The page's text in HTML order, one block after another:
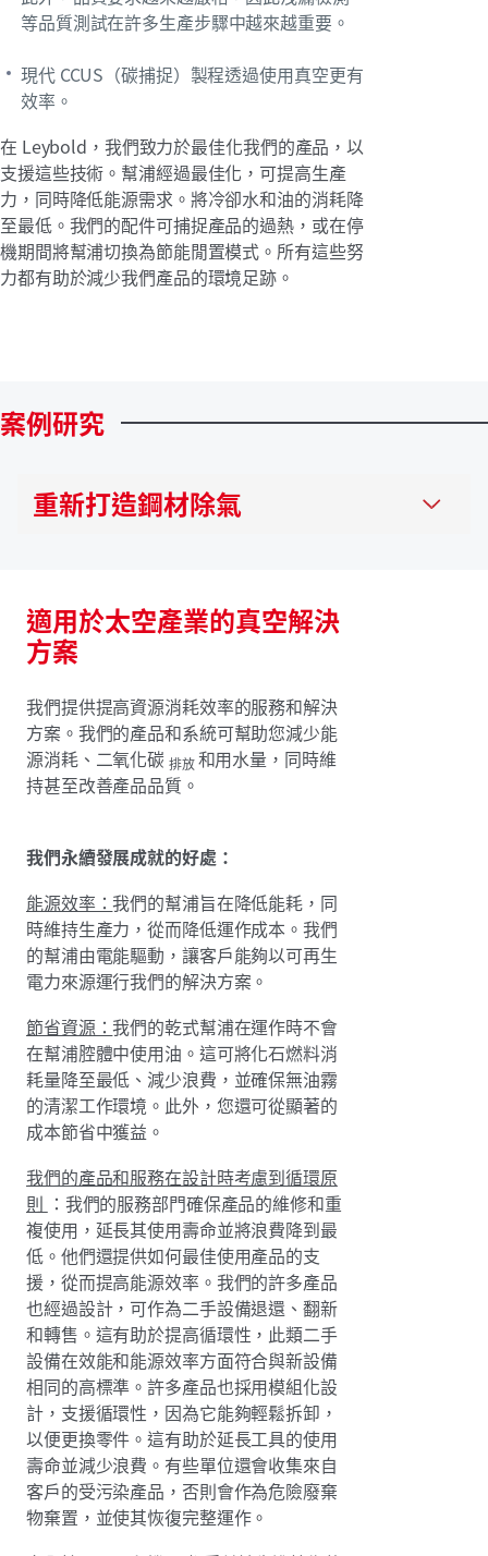
等品質測試在許多生產步驟中越來越重要。
現代 CCUS（碳捕捉）製程透過使用真空更有
效率。
在 Leybold，我們致力於最佳化我們的產品，以
支援這些技術。幫浦經過最佳化，可提高生產
力，同時降低能源需求。將冷卻水和油的消耗降
至最低。我們的配件可捕捉產品的過熱，或在停
機期間將幫浦切換為節能閒置模式。所有這些努
力都有助於減少我們產品的環境足跡。
案例研究
重新打造鋼材除氣
適用於太空產業的真空解決
方案
我們提供提高資源消耗效率的服務和解決
方案。我們的產品和系統可幫助您減少能
源消耗、二氧化碳 排放和用水量，同時維
持甚至改善產品品質。
我們永續發展成就的好處：
能源效率：我們的幫浦旨在降低能耗，同
時維持生產力，從而降低運作成本。我們
的幫浦由電能驅動，讓客戶能夠以可再生
電力來源運行我們的解決方案。
節省資源：我們的乾式幫浦在運作時不會
在幫浦腔體中使用油。這可將化石燃料消
耗量降至最低、減少浪費，並確保無油霧
的清潔工作環境。此外，您還可從顯著的
成本節省中獲益。
我們的產品和服務在設計時考慮到循環原
則 ：我們的服務部門確保產品的維修和重
複使用，延長其使用壽命並將浪費降到最
低。他們還提供如何最佳使用產品的支
援，從而提高能源效率。我們的許多產品
也經過設計，可作為二手設備退還、翻新
和轉售。這有助於提高循環性，此類二手
設備在效能和能源效率方面符合與新設備
相同的高標準。許多產品也採用模組化設
計，支援循環性，因為它能夠輕鬆拆卸，
以便更換零件。這有助於延長工具的使用
壽命並減少浪費。有些單位還會收集來自
客戶的受污染產品，否則會作為危險廢棄
物棄置，並使其恢復完整運作。